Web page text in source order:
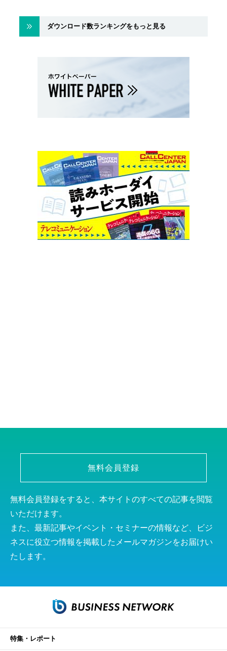
ダウンロード数ランキングをもっと見る
無料会員登録
無料会員登録をすると、本サイトのすべての記事を閲覧
いただけます。
また、最新記事やイベント・セミナーの情報など、ビジ
ネスに役立つ情報を掲載したメールマガジンをお届けい
たします。
特集・レポート